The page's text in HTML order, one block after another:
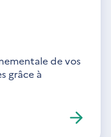
de vos
grâce à